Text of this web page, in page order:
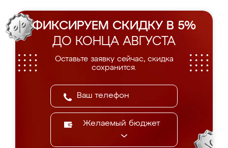
ФИКСИРУЕМ СКИДКУ В 5%
ДО КОНЦА АВГУСТА
Оставьте заявку сейчас, скидка
сохранится.
Желаемый бюджет